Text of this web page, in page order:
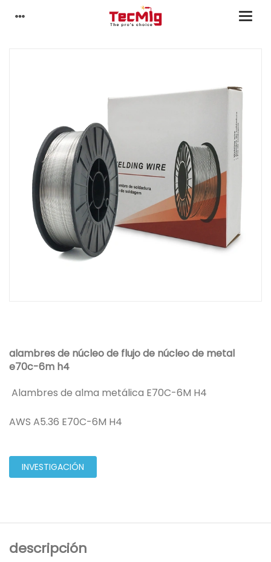
alambres de núcleo de flujo de núcleo de metal
e70c-6m h4
Alambres de alma metálica E70C-6M H4
AWS A5.36 E70C-6M H4
INVESTIGACIÓN
descripción